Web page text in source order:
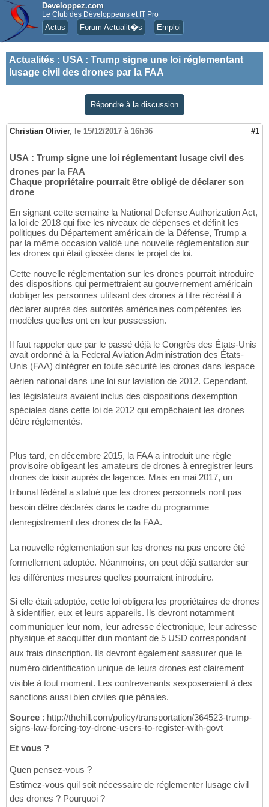
Developpez.com
Le Club des Développeurs et IT Pro
Actus Forum Actualit�s Emploi
Actualités : USA : Trump signe une loi réglementant
lusage civil des drones par la FAA
Répondre à la discussion
Christian Olivier, le 15/12/2017 à 16h36 #1
USA : Trump signe une loi réglementant lusage civil des
drones par la FAA
Chaque propriétaire pourrait être obligé de déclarer son
drone
En signant cette semaine la National Defense Authorization Act,
la loi de 2018 qui fixe les niveaux de dépenses et définit les
politiques du Département américain de la Défense, Trump a
par la même occasion validé une nouvelle réglementation sur
les drones qui était glissée dans le projet de loi.
Cette nouvelle réglementation sur les drones pourrait introduire
des dispositions qui permettraient au gouvernement américain
dobliger les personnes utilisant des drones à titre récréatif à
déclarer auprès des autorités américaines compétentes les
modèles quelles ont en leur possession.
Il faut rappeler que par le passé déjà le Congrès des États-Unis
avait ordonné à la Federal Aviation Administration des États-
Unis (FAA) dintégrer en toute sécurité les drones dans lespace
aérien national dans une loi sur laviation de 2012. Cependant,
les législateurs avaient inclus des dispositions dexemption
spéciales dans cette loi de 2012 qui empêchaient les drones
dêtre réglementés.
Plus tard, en décembre 2015, la FAA a introduit une règle
provisoire obligeant les amateurs de drones à enregistrer leurs
drones de loisir auprès de lagence. Mais en mai 2017, un
tribunal fédéral a statué que les drones personnels nont pas
besoin dêtre déclarés dans le cadre du programme
denregistrement des drones de la FAA.
La nouvelle réglementation sur les drones na pas encore été
formellement adoptée. Néanmoins, on peut déjà sattarder sur
les différentes mesures quelles pourraient introduire.
Si elle était adoptée, cette loi obligera les propriétaires de drones
à sidentifier, eux et leurs appareils. Ils devront notamment
communiquer leur nom, leur adresse électronique, leur adresse
physique et sacquitter dun montant de 5 USD correspondant
aux frais dinscription. Ils devront également sassurer que le
numéro didentification unique de leurs drones est clairement
visible à tout moment. Les contrevenants sexposeraient à des
sanctions aussi bien civiles que pénales.
Source : http://thehill.com/policy/transportation/364523-trump-
signs-law-forcing-toy-drone-users-to-register-with-govt
Et vous ?
Quen pensez-vous ?
Estimez-vous quil soit nécessaire de réglementer lusage civil
des drones ? Pourquoi ?